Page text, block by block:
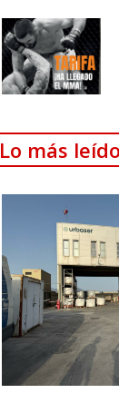
Lo más leído